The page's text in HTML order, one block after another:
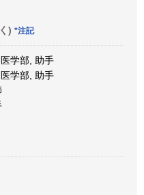
) *注記
学部, 助手
学部, 助手